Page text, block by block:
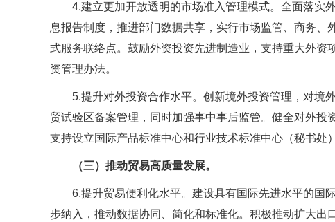
4.建立更加开放透明的市场准入管理模式。全面落实
息报告制度，推进部门数据共享，实行市场监管、商务、
式服务联络点。鼓励外资投资先进制造业，支持重大外
资管理办法。
5.提升对外投资合作水平。创新境外投资管理，对境
贸试验区备案管理，同时加强事中事后监管。健全对外投
支持设立国际产品标准中心和行业技术标准中心（秘书处
（三）推动贸易高质量发展。
6.提升贸易便利化水平。建设具有国际先进水平的国
步纳入，推动数据协同、简化和标准化。积极推动扩大